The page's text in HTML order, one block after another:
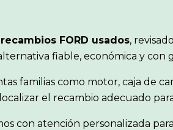
recambios FORD usados,
fiable, económica y con
familias como motor, caja de
el recambio adecuado
con atención personalizada